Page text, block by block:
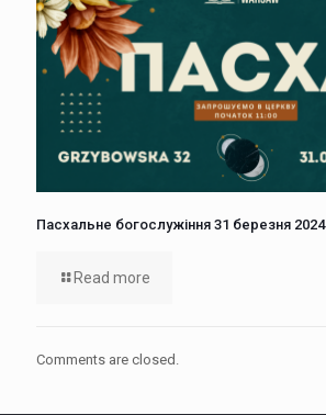
Пасхальне богослужіння 31 березня 2024
Read more
Comments are closed.